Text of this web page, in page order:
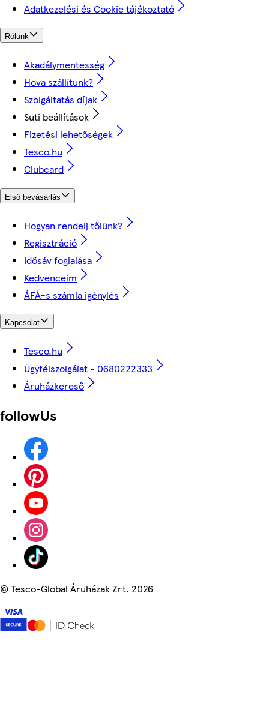
Adatkezelési és Cookie tájékoztató
Rólunk
Akadálymentesség
Hova szállítunk?
Szolgáltatás díjak
Süti beállítások
Fizetési lehetőségek
Tesco.hu
Clubcard
Első bevásárlás
Hogyan rendelj tőlünk?
Regisztráció
Idősáv foglalása
Kedvenceim
ÁFÁ-s számla igénylés
Kapcsolat
Tesco.hu
Ügyfélszolgálat - 0680222333
Áruházkereső
followUs
©Tesco-Global Áruházak Zrt. 2026